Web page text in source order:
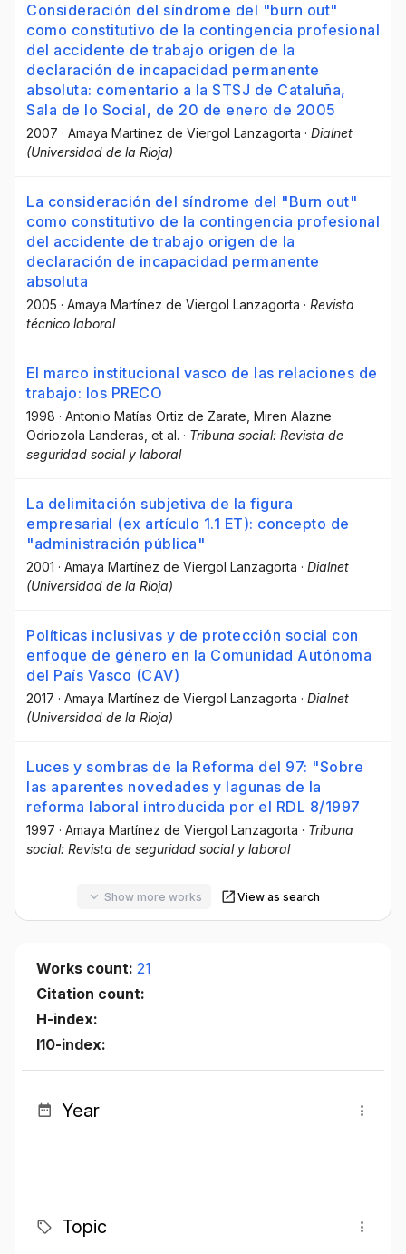
Consideración del síndrome del "burn out"
como constitutivo de la contingencia profesional
del accidente de trabajo origen de la
declaración de incapacidad permanente
absoluta: comentario a la STSJ de Cataluña,
Sala de lo Social, de 20 de enero de 2005
2007 · Amaya Martínez de Viergol Lanzagorta · Dialnet
(Universidad de la Rioja)
La consideración del síndrome del "Burn out"
como constitutivo de la contingencia profesional
del accidente de trabajo origen de la
declaración de incapacidad permanente
absoluta
2005 · Amaya Martínez de Viergol Lanzagorta · Revista
técnico laboral
El marco institucional vasco de las relaciones de
trabajo: los PRECO
1998 · Antonio Matías Ortiz de Zarate , Miren Alazne
Odriozola Landeras , et al. · Tribuna social: Revista de
seguridad social y laboral
La delimitación subjetiva de la figura
empresarial (ex artículo 1.1 ET): concepto de
"administración pública"
2001 · Amaya Martínez de Viergol Lanzagorta · Dialnet
(Universidad de la Rioja)
Políticas inclusivas y de protección social con
enfoque de género en la Comunidad Autónoma
del País Vasco (CAV)
2017 · Amaya Martínez de Viergol Lanzagorta · Dialnet
(Universidad de la Rioja)
Luces y sombras de la Reforma del 97: "Sobre
las aparentes novedades y lagunas de la
reforma laboral introducida por el RDL 8/1997
1997 · Amaya Martínez de Viergol Lanzagorta · Tribuna
social: Revista de seguridad social y laboral
Show more works View as search
Works count: 21
Citation count:
H-index:
I10-index:
Year
Topic